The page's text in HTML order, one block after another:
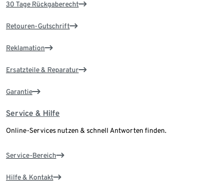
30 Tage Rückgaberecht
Retouren-Gutschrift
Reklamation
Ersatzteile & Reparatur
Garantie
Service & Hilfe
Online-Services nutzen & schnell Antworten finden.
Service-Bereich
Hilfe & Kontakt